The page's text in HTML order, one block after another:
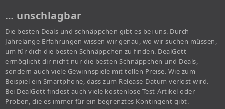
… unschlagbar
Die besten Deals und schnäppchen gibt es bei uns. Durch
Jahrelange Erfahrungen wissen wir genau, wo wir suchen müssen,
um für dich die besten Schnäppchen zu finden. DealGott
ermöglicht dir nicht nur die besten Schnäppchen und Deals,
sondern auch viele Gewinnspiele mit tollen Preise. Wie zum
Beispiel ein Smartphone, dass zum Release-Datum verlost wird.
Bei DealGott findest auch viele kostenlose Test-Artikel oder
Proben, die es immer für ein begrenztes Kontingent gibt.